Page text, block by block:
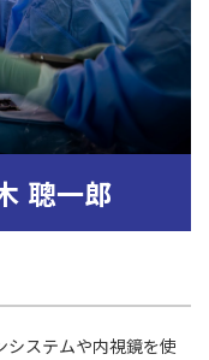
聰一郎
システムや内視鏡を使